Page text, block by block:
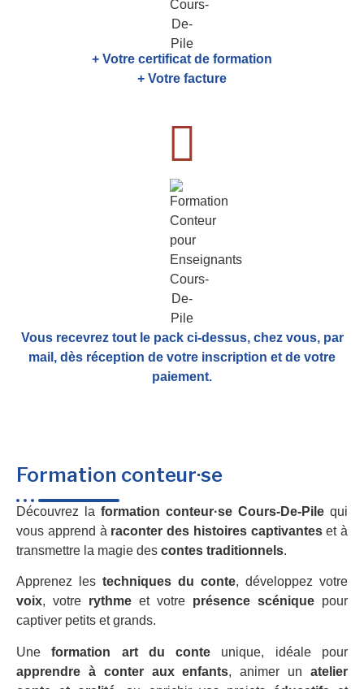
+ Votre certificat de formation
+ Votre facture
Vous recevrez tout le pack ci-dessus, chez vous, par
mail, dès réception de votre inscription et de votre
paiement.
Formation conteur·se
Découvrez la formation conteur·se Cours-De-Pile qui
vous apprend à raconter des histoires captivanteset à
transmettre la magie des contes traditionnels.
Apprenez les techniques du conte, développez votre
voix, votre rythme et votre présence scénique pour
captiver petits et grands.
Uneformation art du conte unique, idéale pour
apprendre à conter aux enfants, animer unatelier